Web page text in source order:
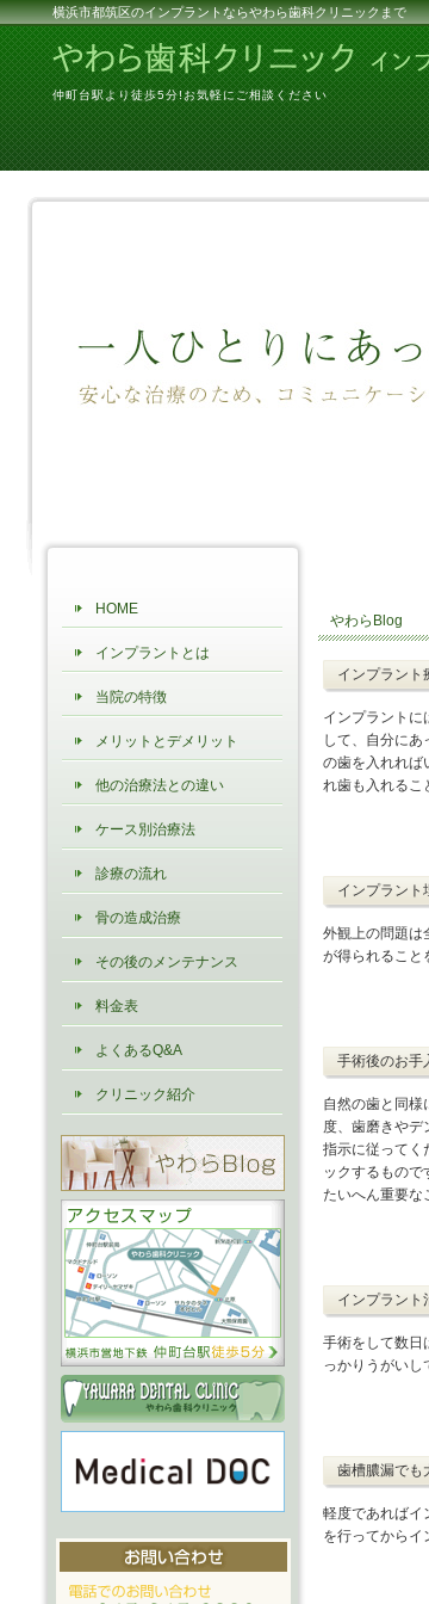
横浜市都筑区のインプラントならやわら歯科クリニックまで
仲町台駅より徒歩5分!お気軽にご相談ください
やわらBlog
インプラント
インプラントに
して、自分に
の歯を入れれば
れ歯も入れるこ
インプラント
外観上の問題は
が得られること
手術後のお手
自然の歯と同様
度、歯磨きやデ
指示に従ってく
ックするもの
たいへん重要な
インプラント
手術をして数日
っかりうがいし
歯槽膿漏でも
軽度であればイ
を行ってからイ
HOME
インプラントとは
当院の特徴
メリットとデメリット
他の治療法との違い
ケース別治療法
診療の流れ
骨の造成治療
その後のメンテナンス
料金表
よくあるQ&A
クリニック紹介